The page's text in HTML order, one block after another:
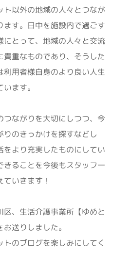
ト以外の地域の人々とつなが
ます。日中を施設内で過ごす
にとって、地域の人々と交流
貴重なものであり、そうした
利用者様自身のより良い人生
ます。
つながりを大切にしつつ、今
りのきっかけを探すなどし
をより充実したものにしてい
きることを今後もスタッフ一
いきます！
区、生活介護事業所【ゆめと
送りしました。
トのブログを楽しみにしてく